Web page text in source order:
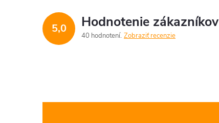
5,0 Hodnotenie zákazníkov
40 hodnotení Zobraziť recenzie